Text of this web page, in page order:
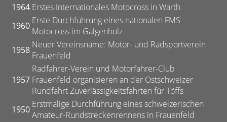
1964 Erstes Internationales Motocross in Warth
1960 Erste Durchführung eines nationalen FMS
Motocross im Galgenholz
1958 Neuer Vereinsname: Motor- und Radsportverein
Frauenfeld
1957
Radfahrer-Verein und Motorfahrer-Club
Frauenfeld organisieren an der Ostschweizer
Rundfahrt Zuverlässigkeitsfahrten für Töffs
1950 Erstmalige Durchführung eines schweizerischen
Amateur-Rundstreckenrennens in Frauenfeld